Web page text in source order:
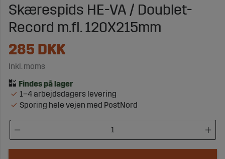
Skærespids HE-VA / Doublet-
Record m.fl. 120X215mm
285 DKK
Inkl. moms
1–4 arbejdsdagers levering
Sporing hele vejen med PostNord